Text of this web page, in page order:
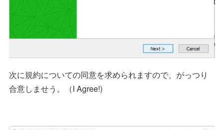
次に規約についての同意を求められますので、がっつり
合意しませう。（I Agree!)